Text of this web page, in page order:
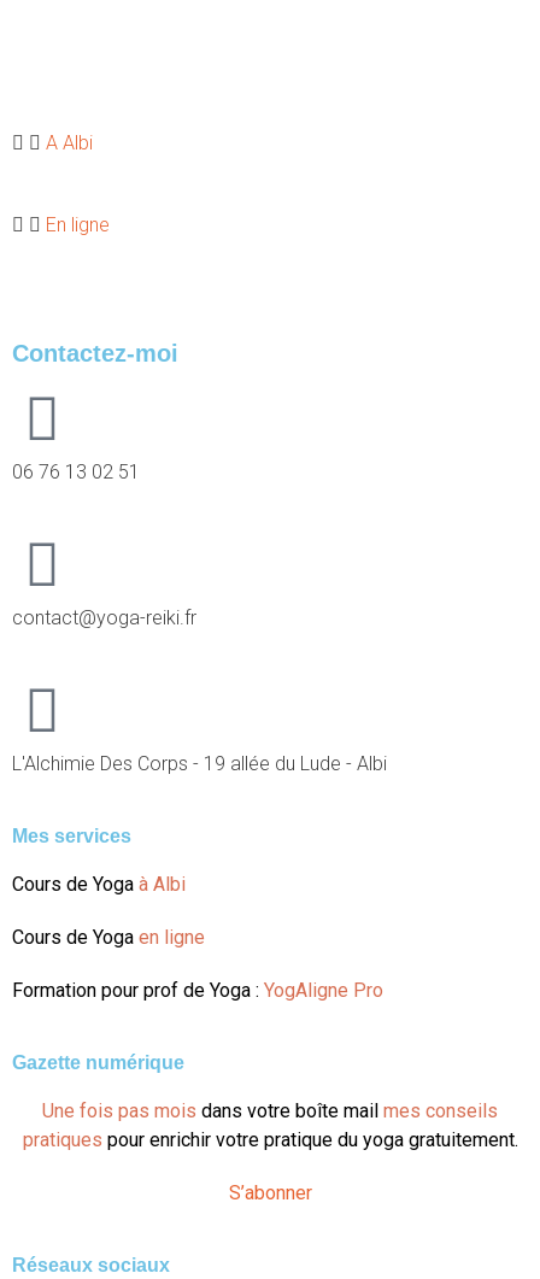
A Albi
En ligne
Contactez-moi
06 76 13 02 51
contact@yoga-reiki.fr
L'Alchimie Des Corps - 19 allée du Lude - Albi
Mes services
Cours de Yoga à Albi
Cours de Yoga en ligne
Formation pour prof de Yoga : YogAligne Pro
Gazette numérique
Une fois pas mois dans votre boîte mail mes conseils
pratiques pour enrichir votre pratique du yoga gratuitement.
S’abonner
Réseaux sociaux